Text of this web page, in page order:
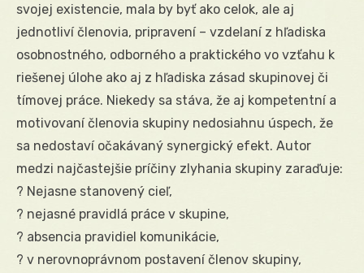
svojej existencie, mala by byť ako celok, ale aj
jednotliví členovia, pripravení – vzdelaní z hľadiska
osobnostného, odborného a praktického vo vzťahu k
riešenej úlohe ako aj z hľadiska zásad skupinovej či
tímovej práce. Niekedy sa stáva, že aj kompetentní a
motivovaní členovia skupiny nedosiahnu úspech, že
sa nedostaví očakávaný synergický efekt. Autor
medzi najčastejšie príčiny zlyhania skupiny zaraďuje:
? Nejasne stanovený cieľ,
? nejasné pravidlá práce v skupine,
? absencia pravidiel komunikácie,
? v nerovnoprávnom postavení členov skupiny,